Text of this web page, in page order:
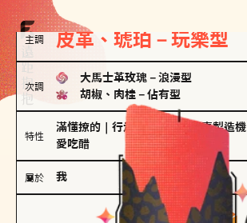
主調 皮革、琥珀－玩樂型
次調
大馬士革玫瑰 － 浪漫型
胡椒、肉桂 － 佔有型
特性
滿懂撩的 行走的發電機｜ 驚喜製造機
愛吃醋
屬於 我
玩樂型